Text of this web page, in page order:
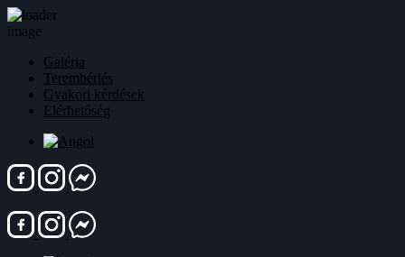
tartalomba
Galéria
Terembérlés
Gyakori kérdések
Elérhetőség